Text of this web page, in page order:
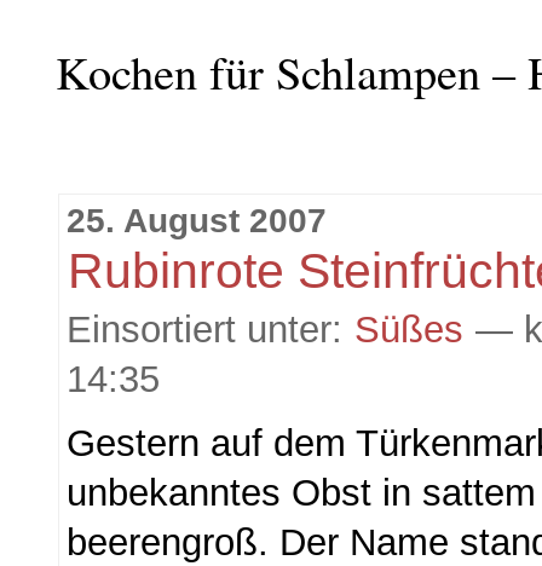
Kochen für Schlampen
25. August 2007
Rubinrote
Einsortiert unter: Süßes —
14:35
Gestern auf dem
unbekanntes Obst in
beerengroß. Der Name